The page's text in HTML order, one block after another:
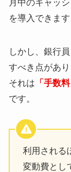
月中のキャッ
を導入できます
しかし、銀行
すべき点があり
それは 「手数
です。
利用される
変動費とし